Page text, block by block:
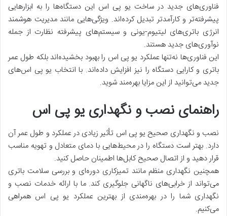
فناوری‌های جدید در ساخت یو پی اس این دستگاه‌ها را به ابزارهایی
پیشرفته‌تر و کارآمدتر تبدیل کرده‌اند. ویژگی‌هایی مانند مدیریت هوشمند
انرژی باتری‌های لیتیوم-یونی و سیستم‌های پیشرفته نظارت از جمله
نوآوری‌های جدید هستند.
این فناوری‌ها نه‌تنها عملکرد یو پی اس را بهبود بخشیده‌اند بلکه طول عمر
باتری و کارایی دستگاه را نیز افزایش داده‌اند. با انتخاب یو پی اس‌های
جدید می‌توانید از این مزایا بهره‌مند شوید.
راهنمای نصب و نگهداری یو پی اس
نصب و نگهداری صحیح یو پی اس تأثیر زیادی در عملکرد و طول عمر آن
دارد. بهتر است دستگاه را در محیط‌هایی با دمای متعادل و تهویه مناسب
قرار دهید و از اتصال صحیح کابل‌ها اطمینان حاصل کنید.
همچنین نگهداری منظم مانند تمیزکاری دوره‌ای و بررسی سلامت باتری
می‌تواند از خرابی‌های ناگهانی جلوگیری کند. ما با ارائه خدمات نصب و
نگهداری شما را در بهره‌مندی از بهترین عملکرد یو پی اس همراهی
می‌کنیم.